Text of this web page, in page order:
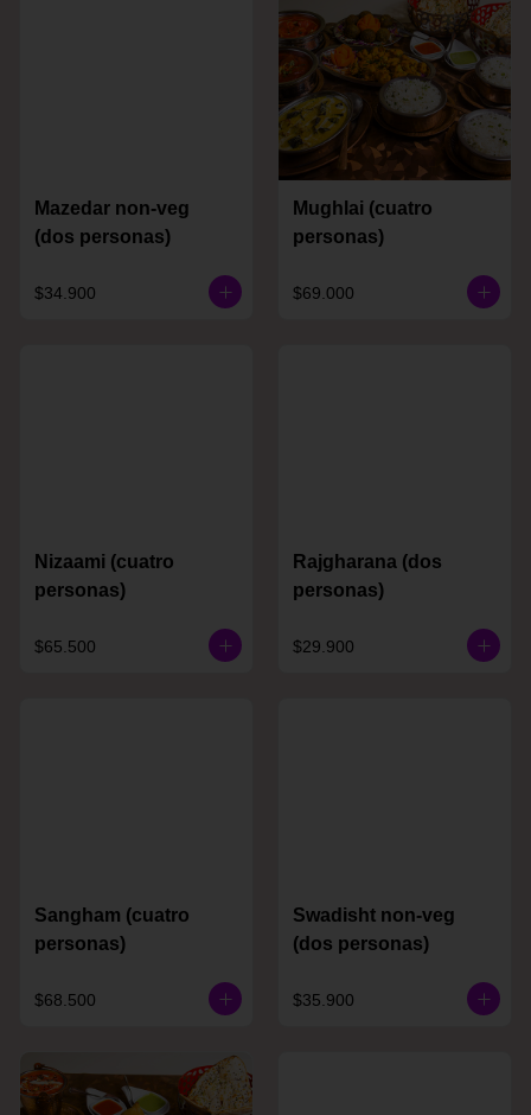
Mazedar non-veg
(dos personas)
$34.900
Mughlai (cuatro
personas)
$69.000
Nizaami (cuatro
personas)
$65.500
Rajgharana (dos
personas)
$29.900
Sangham (cuatro
personas)
$68.500
Swadisht non-veg
(dos personas)
$35.900